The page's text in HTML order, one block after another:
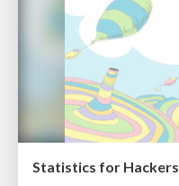
Statistics for Hackers